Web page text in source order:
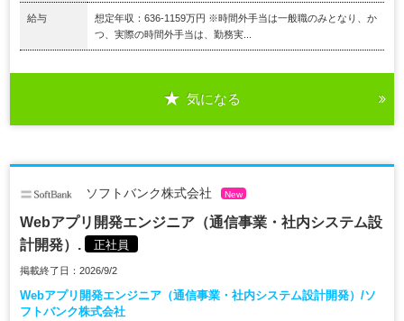
給与
想定年収：636-1159万円 ※時間外手当は一般職のみとなり、か
つ、実際の時間外手当は、勤務実...
気になる
ソフトバンク株式会社 New
Webアプリ開発エンジニア（通信事業・社内システム設
計開発）.
正社員
掲載終了日：2026/9/2
Webアプリ開発エンジニア（通信事業・社内システム設計開発）/ソ
フトバンク株式会社